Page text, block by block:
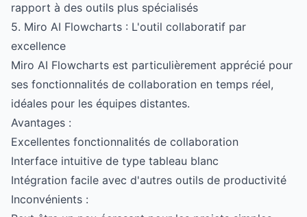
rapport à des outils plus spécialisés
5. Miro AI Flowcharts : L'outil collaboratif par
excellence
Miro AI Flowcharts est particulièrement apprécié pour
ses fonctionnalités de collaboration en temps réel,
idéales pour les équipes distantes.
Avantages :
Excellentes fonctionnalités de collaboration
Interface intuitive de type tableau blanc
Intégration facile avec d'autres outils de productivité
Inconvénients :